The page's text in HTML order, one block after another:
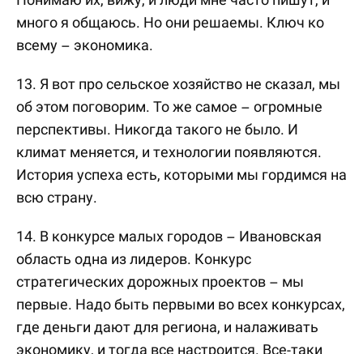
много я общаюсь. Но они решаемы. Ключ ко
всему – экономика.
13. Я вот про сельское хозяйство не сказал, мы
об этом поговорим. То же самое – огромные
перспективы. Никогда такого не было. И
климат меняется, и технологии появляются.
История успеха есть, которыми мы гордимся на
всю страну.
14. В конкурсе малых городов – Ивановская
область одна из лидеров. Конкурс
стратегических дорожных проектов – мы
первые. Надо быть первыми во всех конкурсах,
где деньги дают для региона, и налаживать
экономику, и тогда все настроится. Все-таки